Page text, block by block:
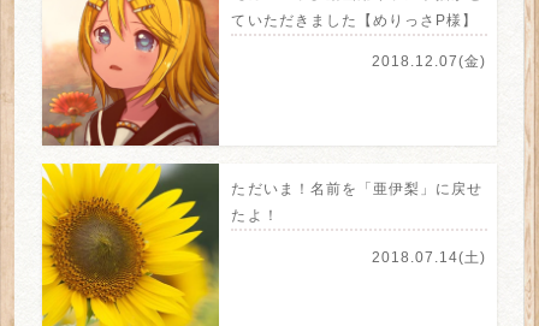
ていただきました【めりっさP様】
2018.12.07(金)
ただいま！名前を「亜伊梨」に戻せ
たよ！
2018.07.14(土)